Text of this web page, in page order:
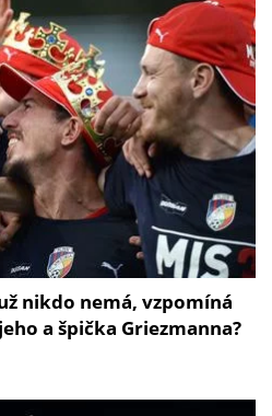
nikdo nemá, vzpomíná
a špička Griezmanna?